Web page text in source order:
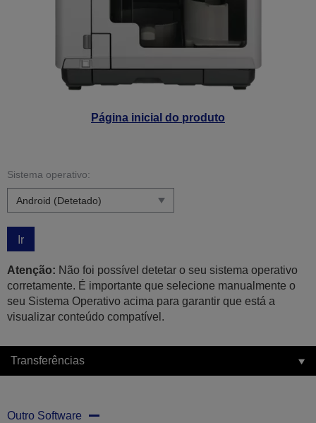
Página inicial do produto
Sistema operativo:
Ir
Atenção: Não foi possível detetar o seu sistema operativo
corretamente. É importante que selecione manualmente o
seu Sistema Operativo acima para garantir que está a
visualizar conteúdo compatível.
Transferências
Outro Software